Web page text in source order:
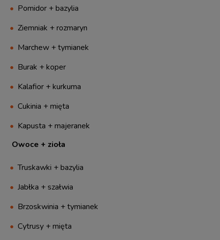
Pomidor + bazylia
Ziemniak + rozmaryn
Marchew + tymianek
Burak + koper
Kalafior + kurkuma
Cukinia + mięta
Kapusta + majeranek
Owoce + zioła
Truskawki + bazylia
Jabłka + szałwia
Brzoskwinia + tymianek
Cytrusy + mięta